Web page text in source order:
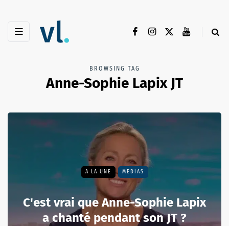
BROWSING TAG
Anne-Sophie Lapix JT
A LA UNE MÉDIAS
C'est vrai que Anne-Sophie Lapix
a chanté pendant son JT ?